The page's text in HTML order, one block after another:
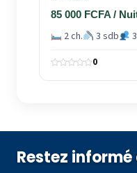
85 000 FCFA /
2 ch. 3 sdb
0
Restez